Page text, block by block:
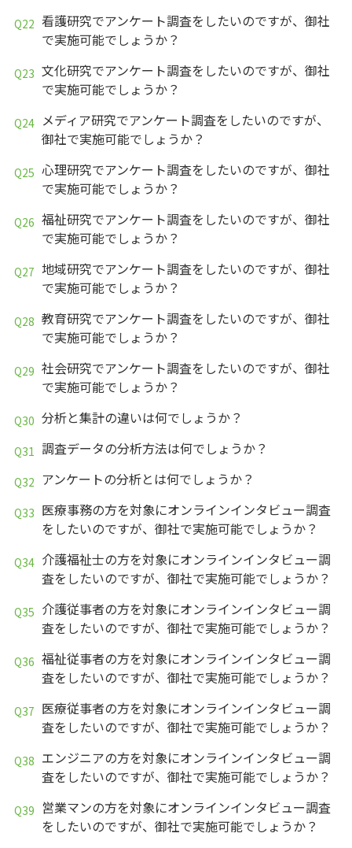
看護研究でアンケート調査をしたいのですが、御社
で実施可能でしょうか？
文化研究でアンケート調査をしたいのですが、御社
で実施可能でしょうか？
メディア研究でアンケート調査をしたいのですが、
御社で実施可能でしょうか？
心理研究でアンケート調査をしたいのですが、御社
で実施可能でしょうか？
福祉研究でアンケート調査をしたいのですが、御社
で実施可能でしょうか？
地域研究でアンケート調査をしたいのですが、御社
で実施可能でしょうか？
教育研究でアンケート調査をしたいのですが、御社
で実施可能でしょうか？
社会研究でアンケート調査をしたいのですが、御社
で実施可能でしょうか？
分析と集計の違いは何でしょうか？
調査データの分析方法は何でしょうか？
アンケートの分析とは何でしょうか？
医療事務の方を対象にオンラインインタビュー調査
をしたいのですが、御社で実施可能でしょうか？
介護福祉士の方を対象にオンラインインタビュー調
査をしたいのですが、御社で実施可能でしょうか？
介護従事者の方を対象にオンラインインタビュー調
査をしたいのですが、御社で実施可能でしょうか？
福祉従事者の方を対象にオンラインインタビュー調
査をしたいのですが、御社で実施可能でしょうか？
医療従事者の方を対象にオンラインインタビュー調
査をしたいのですが、御社で実施可能でしょうか？
エンジニアの方を対象にオンラインインタビュー調
査をしたいのですが、御社で実施可能でしょうか？
営業マンの方を対象にオンラインインタビュー調査
をしたいのですが、御社で実施可能でしょうか？